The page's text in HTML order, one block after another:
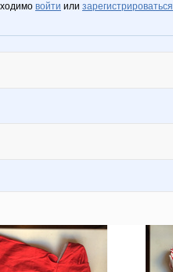
войти или зарегистрироваться